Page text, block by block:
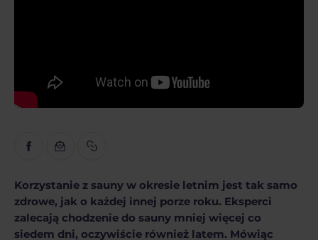
Recenzje
Gopass Real Estate
Korzystanie z sauny w okresie letnim jest tak samo
zdrowe, jak o każdej innej porze roku. Eksperci
zalecają chodzenie do sauny mniej więcej co
siedem dni, oczywiście również latem. Mówiąc